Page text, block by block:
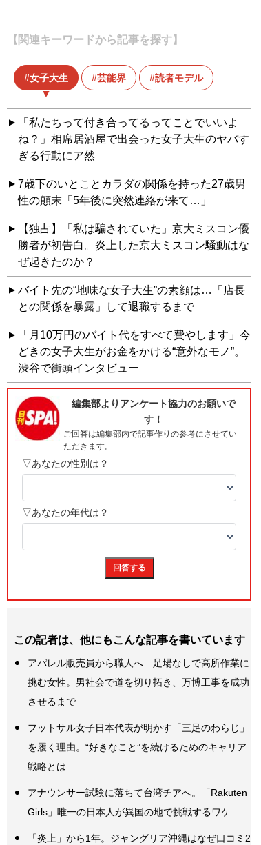
【関連キーワードから記事を探す】
女子大生 芸能界 読者モデル
「私たちって付き合ってるってことでいいよ
ね？」相席居酒屋で出会った女子大生のヤバす
ぎる行動にア然
7歳下のいとことカラダの関係を持った27歳男
性の顛末「5年後に突然連絡が来て…」
【独占】「私は騙されていた」京大ミスコン優
勝者が初告白。炎上した京大ミスコン騒動はな
ぜ起きたのか？
バイト先の“地味な女子大生”の素顔は…「店長
との関係を暴露」して退職するまで
「月10万円のバイト代をすべて費やします」今
どきの女子大生がお金をかける“意外なモノ”。
渋谷で街頭インタビュー
この記者は、他にもこんな記事を書いています
アパレル販売員から職人へ…足場なしで高所作業に
挑む女性。男社会で道を切り拓き、万博工事を成功
させるまで
フットサル女子日本代表が明かす「三足のわらじ」
を履く理由。“好きなこと”を続けるためのキャリア
戦略とは
アナウンサー試験に落ちて台湾チアへ。「Rakuten
Girls」唯一の日本人が異国の地で挑戦するワケ
「炎上」から1年。ジャングリア沖縄はなぜ口コミ2